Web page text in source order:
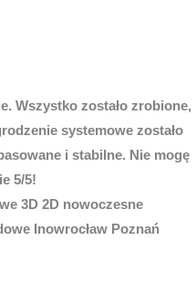
Wszystko zostało zrobione,
systemowe zostało
i stabilne. Nie mogę
5/5!